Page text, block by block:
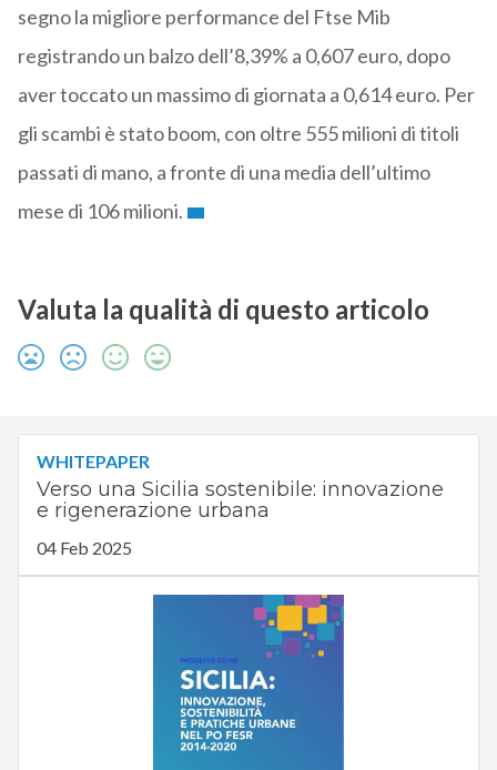
segno la migliore performance del Ftse Mib
registrando un balzo dell’8,39% a 0,607 euro, dopo
aver toccato un massimo di giornata a 0,614 euro. Per
gli scambi è stato boom, con oltre 555 milioni di titoli
passati di mano, a fronte di una media dell’ultimo
mese di 106 milioni.
Valuta la qualità di questo articolo
WHITEPAPER
Verso una Sicilia sostenibile: innovazione
e rigenerazione urbana
04 Feb 2025